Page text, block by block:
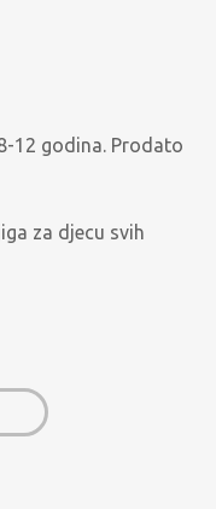
12 godina. Prodato
za djecu svih